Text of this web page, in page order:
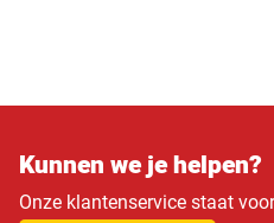
Kunnen we je helpen?
Onze klantenservice staat